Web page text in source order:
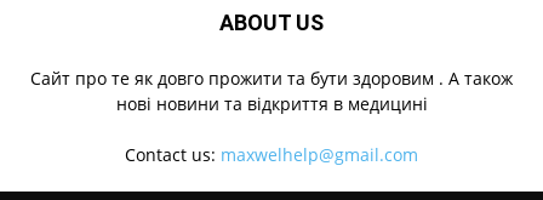
ABOUT US
Cайт про те як довго прожити та бути здоровим . А також
нові новини та відкриття в медицині
Contact us: maxwelhelp@gmail.com